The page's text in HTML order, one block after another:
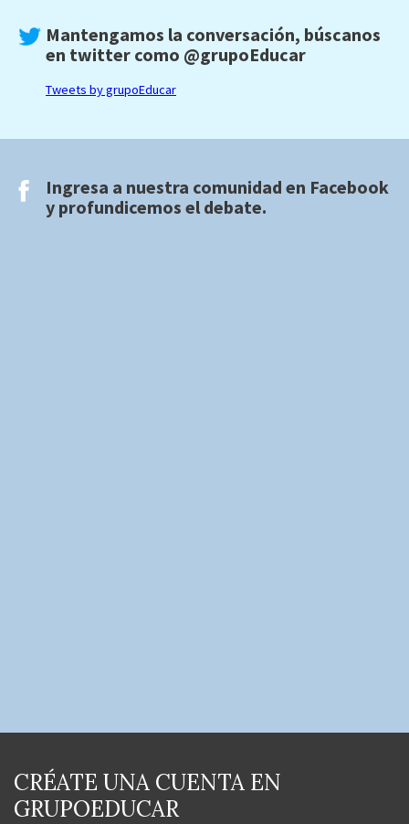
Mantengamos la conversación, búscanos
en twitter como @grupoEducar
Tweets by grupoEducar
Ingresa a nuestra comunidad en Facebook
y profundicemos el debate.
CRÉATE UNA CUENTA EN
GRUPOEDUCAR